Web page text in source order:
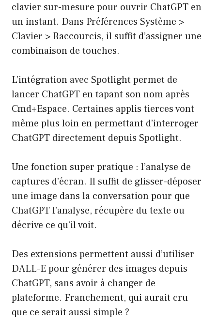
clavier sur-mesure pour ouvrir ChatGPT en
un instant. Dans Préférences Système >
Clavier > Raccourcis, il suffit d’assigner une
combinaison de touches.
L’intégration avec Spotlight permet de
lancer ChatGPT en tapant son nom après
Cmd+Espace. Certaines applis tierces vont
même plus loin en permettant d’interroger
ChatGPT directement depuis Spotlight.
Une fonction super pratique : l’analyse de
captures d’écran. Il suffit de glisser-déposer
une image dans la conversation pour que
ChatGPT l’analyse, récupère du texte ou
décrive ce qu’il voit.
Des extensions permettent aussi d’utiliser
DALL-E pour générer des images depuis
ChatGPT, sans avoir à changer de
plateforme. Franchement, qui aurait cru
que ce serait aussi simple ?